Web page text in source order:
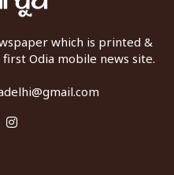
which is printed &
Odia mobile news site.